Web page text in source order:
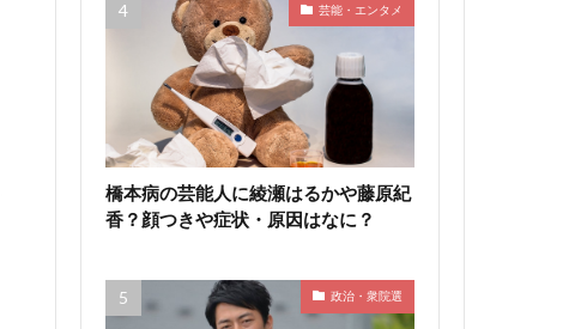
芸能・エンタメ
橋本病の芸能人に綾瀬はるかや藤原紀
香？顔つきや症状・原因はなに？
政治・衆院選